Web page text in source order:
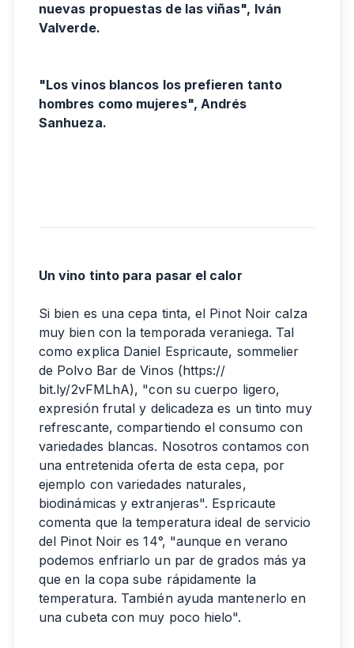
nuevas propuestas de las viñas", Iván
Valverde.
"Los vinos blancos los prefieren tanto
hombres como mujeres", Andrés
Sanhueza.
Un vino tinto para pasar el calor
Si bien es una cepa tinta, el Pinot Noir calza
muy bien con la temporada veraniega. Tal
como explica Daniel Espricaute, sommelier
de Polvo Bar de Vinos (https://
bit.ly/2vFMLhA), "con su cuerpo ligero,
expresión frutal y delicadeza es un tinto muy
refrescante, compartiendo el consumo con
variedades blancas. Nosotros contamos con
una entretenida oferta de esta cepa, por
ejemplo con variedades naturales,
biodinámicas y extranjeras". Espricaute
comenta que la temperatura ideal de servicio
del Pinot Noir es 14°, "aunque en verano
podemos enfriarlo un par de grados más ya
que en la copa sube rápidamente la
temperatura. También ayuda mantenerlo en
una cubeta con muy poco hielo".